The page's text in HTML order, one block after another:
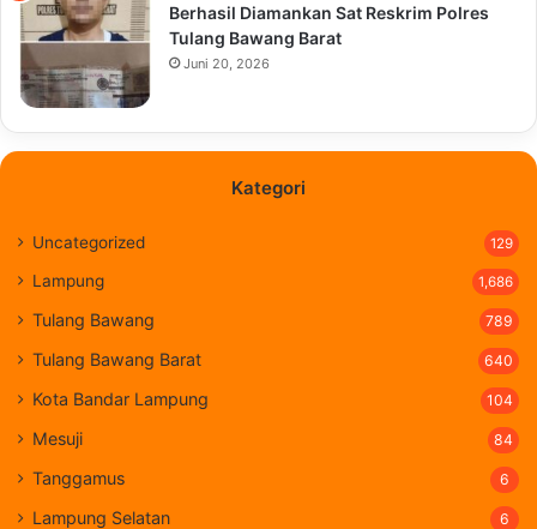
Berhasil Diamankan Sat Reskrim Polres
Tulang Bawang Barat
Juni 20, 2026
Kategori
Uncategorized 129
Lampung 1,686
Tulang Bawang 789
Tulang Bawang Barat 640
Kota Bandar Lampung 104
Mesuji 84
Tanggamus 6
Lampung Selatan 6